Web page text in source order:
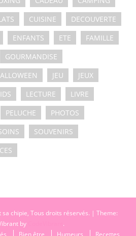
CUISINE
DECOUVERTE
ENFANTS ETE
FAMILLE
GOURMANDISE
JEU
JEUX
LECTURE
LIVRE
PELUCHE
PHOTOS
SOUVENIRS
sa chipie, Tous droits réservés. | Theme:
by
.
Bien être Humeurs Recettes